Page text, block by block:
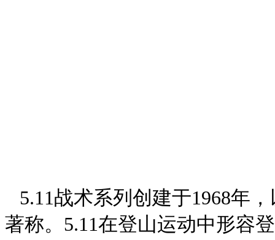
5.11战术系列创建于1968年
著称。5.11在登山运动中形容